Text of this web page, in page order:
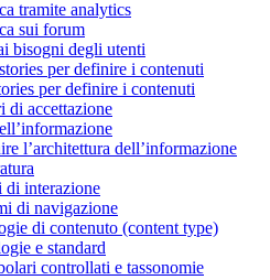
tramite analytics
sui forum
bisogni degli utenti
per definire i contenuti
per definire i contenuti
di accettazione
l’architettura dell’informazione
di interazione
di navigazione
di contenuto (content type)
e standard
controllati e tassonomie